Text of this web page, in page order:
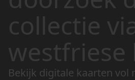
collectie
westfriese
Bekijk digitale kaarten vol